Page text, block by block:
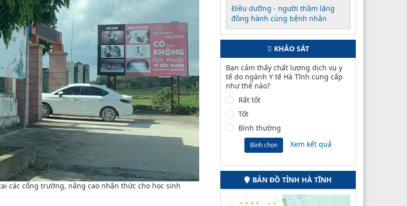
các cổng trường, nâng cao nhận thức cho học sinh
Điều dưỡng - người thầm lặng
đồng hành cùng bệnh nhân
KHẢO SÁT
Bạn cảm thấy chất lượng dịch vụ y
tế do ngành Y tế Hà Tĩnh cung cấp
như thế nào?
Rất tốt
Tốt
Bình thường
Bình chọn Xem kết quả
BẢN ĐỒ TỈNH HÀ TĨNH